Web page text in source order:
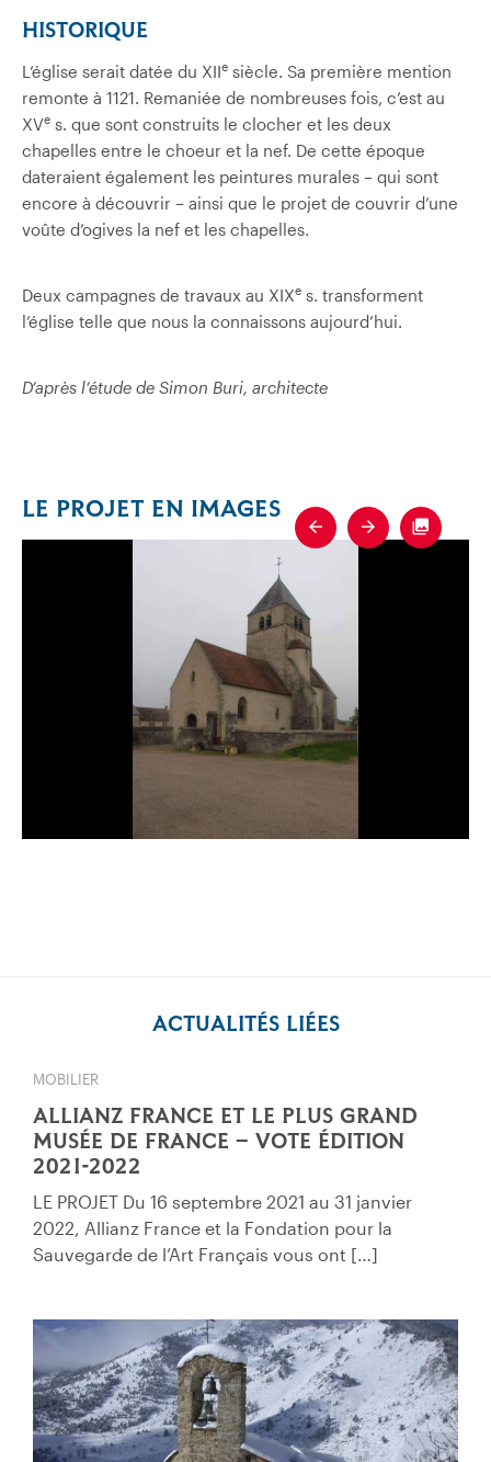
HISTORIQUE
L’église serait datée du XIIe siècle. Sa première mention
remonte à 1121. Remaniée de nombreuses fois, c’est au
XVe s. que sont construits le clocher et les deux
chapelles entre le choeur et la nef. De cette époque
dateraient également les peintures murales – qui sont
encore à découvrir – ainsi que le projet de couvrir d’une
voûte d’ogives la nef et les chapelles.
Deux campagnes de travaux au XIXe s. transforment
l’église telle que nous la connaissons aujourd’hui.
D’après l’étude de Simon Buri, architecte
LE PROJET EN IMAGES
Previous
Next
ACTUALITÉS LIÉES
MOBILIER
ALLIANZ FRANCE ET LE PLUS GRAND
MUSÉE DE FRANCE – VOTE ÉDITION
2021-2022
LE PROJET Du 16 septembre 2021 au 31 janvier
2022, Allianz France et la Fondation pour la
Sauvegarde de l’Art Français vous ont […]